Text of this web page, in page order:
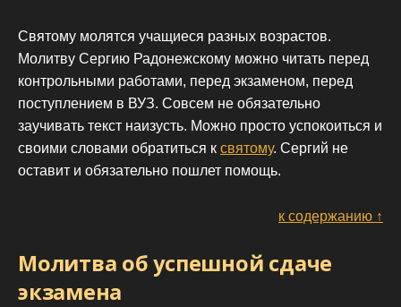
Святому молятся учащиеся разных возрастов.
Молитву Сергию Радонежскому можно читать перед
контрольными работами, перед экзаменом, перед
поступлением в ВУЗ. Совсем не обязательно
заучивать текст наизусть. Можно просто успокоиться и
своими словами обратиться к святому. Сергий не
оставит и обязательно пошлет помощь.
к содержанию ↑
Молитва об успешной сдаче
экзамена